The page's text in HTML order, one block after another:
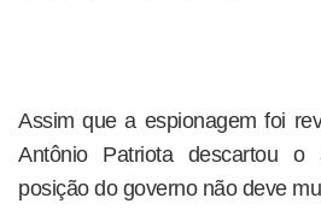
Assim que a espionagem foi
Antônio Patriota descartou
posição do governo não deve